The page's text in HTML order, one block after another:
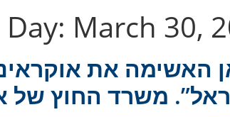
Day: March 30,
האשימה את
משרד החוץ של